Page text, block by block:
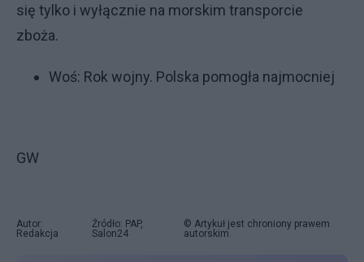
się tylko i wyłącznie na morskim transporcie
zboża.
Woś: Rok wojny. Polska pomogła najmocniej
GW
Autor:
Redakcja
Źródło: PAP,
Salon24
© Artykuł jest chroniony prawem
autorskim.